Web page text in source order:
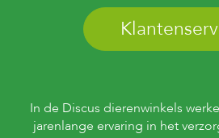
In de Discus dierenwinkels
jarenlange ervaring in het